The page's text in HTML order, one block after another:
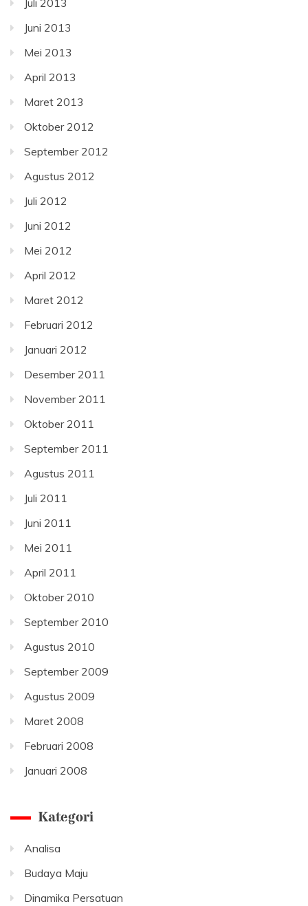
Juni 2013
Mei 2013
April 2013
Maret 2013
Oktober 2012
September 2012
Agustus 2012
Juli 2012
Juni 2012
Mei 2012
April 2012
Maret 2012
Februari 2012
Januari 2012
Desember 2011
November 2011
Oktober 2011
September 2011
Agustus 2011
Juli 2011
Juni 2011
Mei 2011
April 2011
Oktober 2010
September 2010
Agustus 2010
September 2009
Agustus 2009
Maret 2008
Februari 2008
Januari 2008
Kategori
Analisa
Budaya Maju
Dinamika Persatuan